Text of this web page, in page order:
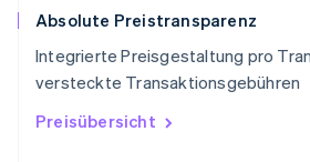
Absolute Preistransparenz
Integrierte Preisgestaltung pro
versteckte Transaktionsgebühren
Preisübersicht
Slowakei
Slowenien
EnglishItaliano
Sonderverwaltungsregion